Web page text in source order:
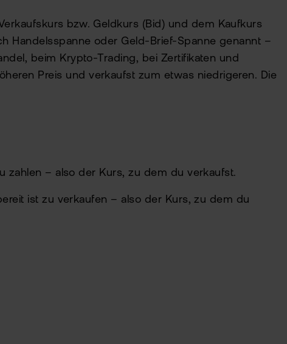
bzw. Geldkurs (Bid) und dem Kaufkurs
Handelsspanne oder Geld-Brief-Spanne genannt –
beim Krypto-Trading, bei Zertifikaten und
Preis und verkaufst zum etwas niedrigeren. Die
zahlen – also der Kurs, zu dem du verkaufst.
ist zu verkaufen – also der Kurs, zu dem du